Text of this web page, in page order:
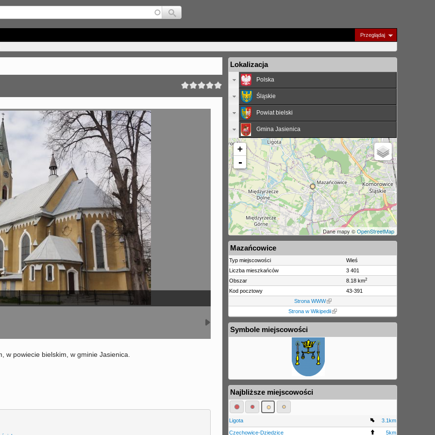
Jump to navigation
Przeglądaj
w powiecie bielskim, w gminie Jasienica.
Lokalizacja
Polska
Śląskie
Powiat bielski
Gmina Jasienica
+
-
Dane mapy ©OpenStreetMap
Mazańcowice
Typ miejscowości
Wieś
Liczba mieszkańców
3 401
Obszar
8.18 km2
Kod pocztowy
43-391
Strona WWW
Strona w Wikipedii
Symbole miejscowości
Najbliższe miejscowości
Ligota 3.1km
Czechowice-Dziedzice 5km